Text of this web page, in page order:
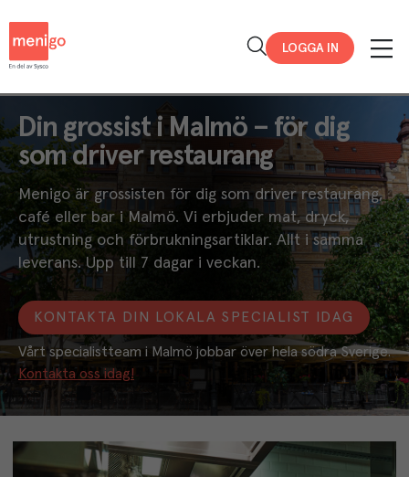
LOGGA IN
Din grossist i Malmö – för dig
som driver restaurang
Menigo är grossisten för dig som driver restaurang,
café eller bar i Malmö. Vi erbjuder mat, dryck,
utrustning och förbrukningsartiklar. Allt i samma
leverans. Upp till 7 dagar i veckan.
KONTAKTA DIN LOKALA SPECIALIST IDAG
Vårt specialistteam i Malmö jobbar över hela södra Sverige.
Kontakta oss idag!